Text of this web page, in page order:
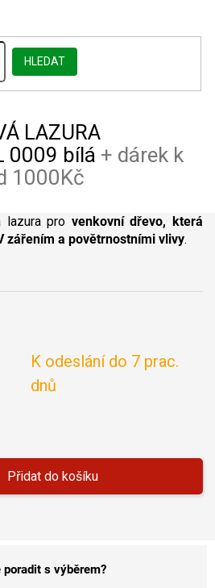
HLEDAT
LAZURA
0009 bílá + dárek k
1000Kč
K odeslání do 7 prac.
dnů
Přidat do košíku
lazura pro venkovní dřevo, která
zářením a povětrnostními vlivy.
poradit s výběrem?